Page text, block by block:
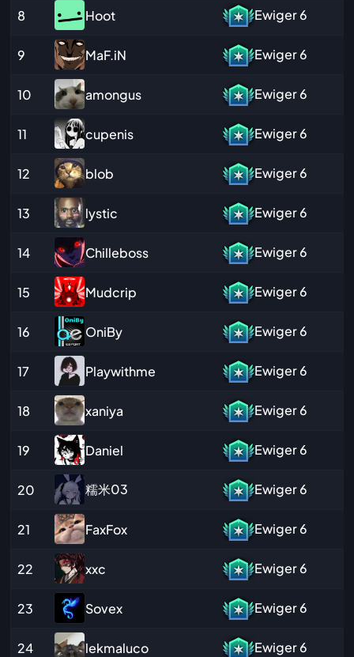
8 Hoot Ewiger6
9 MaF.iN Ewiger6
10 amongus Ewiger6
11 cupenis Ewiger6
12 blob Ewiger6
13 lystic Ewiger6
14 Chilleboss Ewiger6
15 Mudcrip Ewiger6
16 OniBy Ewiger6
17 Playwithme Ewiger6
18 xaniya Ewiger6
19 Daniel Ewiger6
20 糯米03 Ewiger6
21 FaxFox Ewiger6
22 xxc Ewiger6
23 Sovex Ewiger6
24 lekmaluco Ewiger6